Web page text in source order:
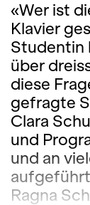
«Wer ist
Klavier
Studentin
über
diese
gefragte
Clara
und
und an
Ragna